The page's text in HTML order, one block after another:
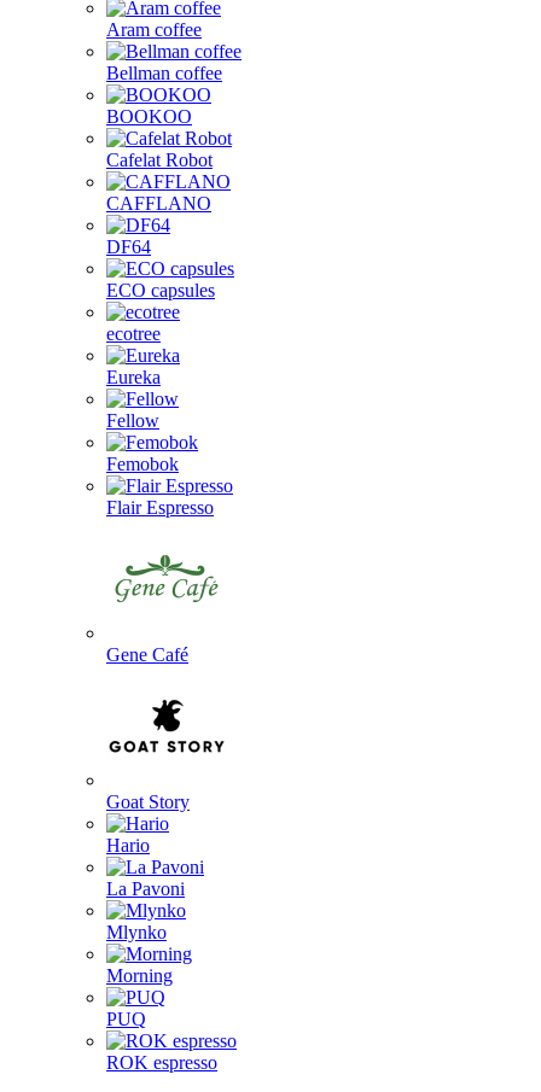
Aram coffee
Bellman coffee
BOOKOO
Cafelat Robot
CAFFLANO
DF64
ECO capsules
ecotree
Eureka
Fellow
Femobok
Flair Espresso
Gene Café
Goat Story
Hario
La Pavoni
Mlynko
Morning
PUQ
ROK espresso